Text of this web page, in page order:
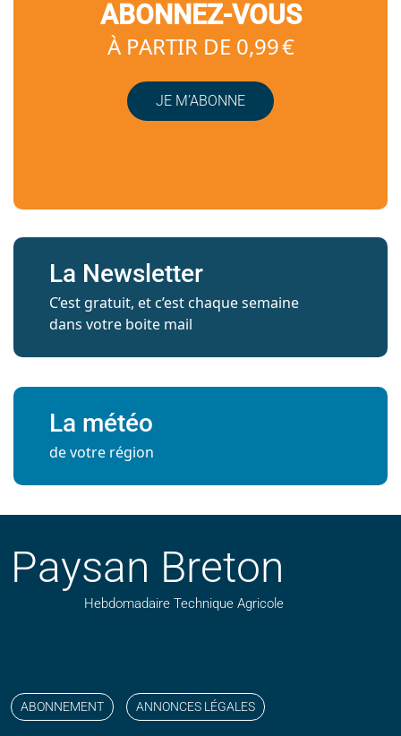
ABONNEZ-VOUS
À PARTIR DE 0,99 €
JE M’ABONNE
La Newsletter
C’est gratuit, et c’est chaque semaine
dans votre boite mail
La météo
de votre région
Paysan Breton
Hebdomadaire Technique Agricole
ABONNEMENT ANNONCES LÉGALES